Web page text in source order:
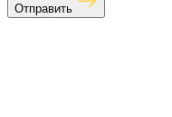
Отправить